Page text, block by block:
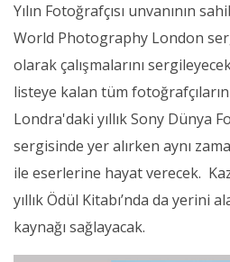
Yılın Fotoğrafçısı unvanının
World Photography London
olarak çalışmalarını
listeye kalan tüm fotoğrafçıların
Londra'daki yıllık Sony Dünya
sergisinde yer alırken aynı
ile eserlerine hayat verecek.
yıllık Ödül Kitabı’nda da yerini
kaynağı sağlayacak.